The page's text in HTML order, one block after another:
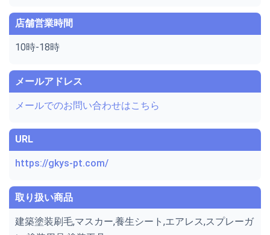
店舗営業時間
10時-18時
メールアドレス
メールでのお問い合わせはこちら
URL
https://gkys-pt.com/
取り扱い商品
建築塗装刷毛,マスカー,養生シート,エアレス,スプレーガ